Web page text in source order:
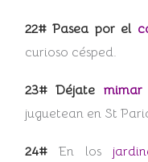
22# Pasea por el
curioso césped.
23# Déjatemimar
juguetean en St
24# En los